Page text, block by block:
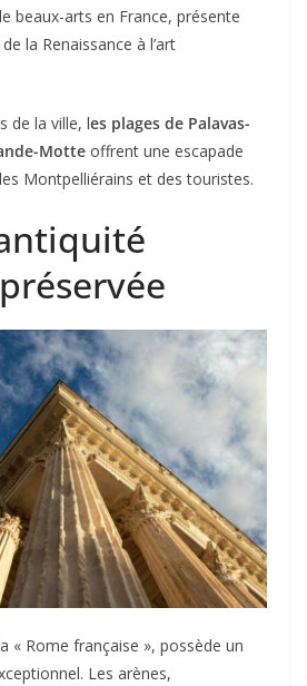
beaux-arts en France, présente
la Renaissance à l’art
de la ville, les plages de Palavas-
Motte offrent une escapade
Montpelliérains et des touristes.
« Rome française », possède un
Les arènes,